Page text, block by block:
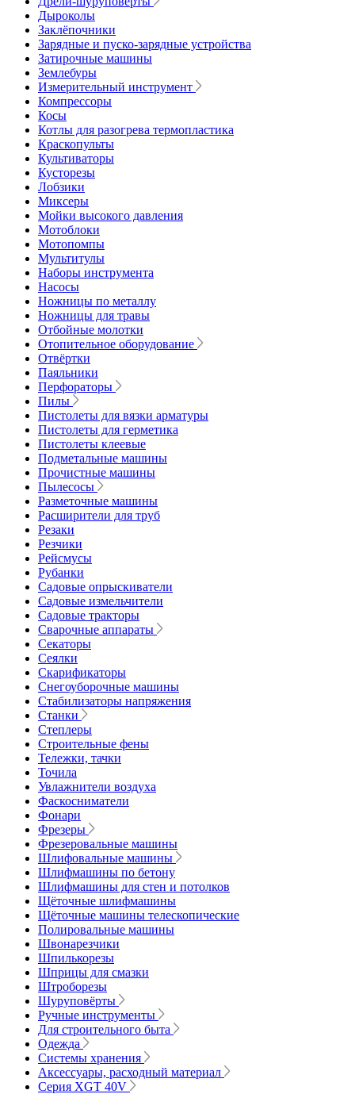
Дыроколы
Заклёпочники
Зарядные и пуско-зарядные устройства
Затирочные машины
Землебуры
Измерительный инструмент
Компрессоры
Косы
Котлы для разогрева термопластика
Краскопульты
Культиваторы
Кусторезы
Лобзики
Миксеры
Мойки высокого давления
Мотоблоки
Мотопомпы
Мультитулы
Наборы инструмента
Насосы
Ножницы по металлу
Ножницы для травы
Отбойные молотки
Отопительное оборудование
Отвёртки
Паяльники
Перфораторы
Пилы
Пистолеты для вязки арматуры
Пистолеты для герметика
Пистолеты клеевые
Подметальные машины
Прочистные машины
Пылесосы
Разметочные машины
Расширители для труб
Резаки
Резчики
Рейсмусы
Рубанки
Садовые опрыскиватели
Садовые измельчители
Садовые тракторы
Сварочные аппараты
Секаторы
Сеялки
Скарификаторы
Снегоуборочные машины
Стабилизаторы напряжения
Станки
Степлеры
Строительные фены
Тележки, тачки
Точила
Увлажнители воздуха
Фаскосниматели
Фонари
Фрезеры
Фрезеровальные машины
Шлифовальные машины
Шлифмашины по бетону
Шлифмашины для стен и потолков
Щёточные шлифмашины
Щёточные машины телескопические
Полировальные машины
Швонарезчики
Шпилькорезы
Шприцы для смазки
Штроборезы
Шуруповёрты
Ручные инструменты
Для строительного быта
Одежда
Системы хранения
Аксессуары, расходный материал
Серия XGT 40V